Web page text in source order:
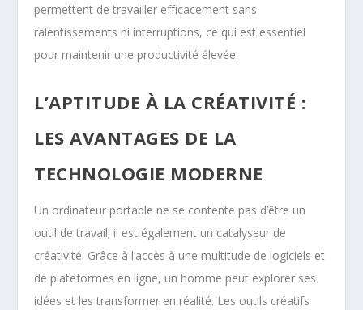
permettent de travailler efficacement sans
ralentissements ni interruptions, ce qui est essentiel
pour maintenir une productivité élevée.
L’APTITUDE À LA CRÉATIVITÉ :
LES AVANTAGES DE LA
TECHNOLOGIE MODERNE
Un ordinateur portable ne se contente pas d’être un
outil de travail; il est également un catalyseur de
créativité. Grâce à l’accès à une multitude de logiciels et
de plateformes en ligne, un homme peut explorer ses
idées et les transformer en réalité. Les outils créatifs